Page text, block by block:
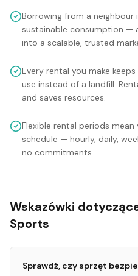
Borrowing from a
sustainable consumption —
into a scalable, trusted
Every rental you make
use instead of a landfill.
and saves resources.
Flexible rental periods
schedule — hourly, daily,
no commitments.
Wskazówki
Sports
Sprawdź, czy sprzęt